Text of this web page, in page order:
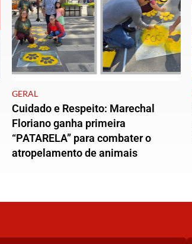
GERAL
Cuidado e Respeito: Marechal
Floriano ganha primeira
“PATARELA” para combater o
atropelamento de animais